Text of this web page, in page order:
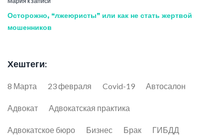
Осторожно, “лжеюристы” или как не стать жертвой
мошенников
Хештеги:
8 Марта 23 февраля Covid-19 Автосалон
Адвокат Адвокатская практика
Адвокатское бюро Бизнес Брак ГИБДД